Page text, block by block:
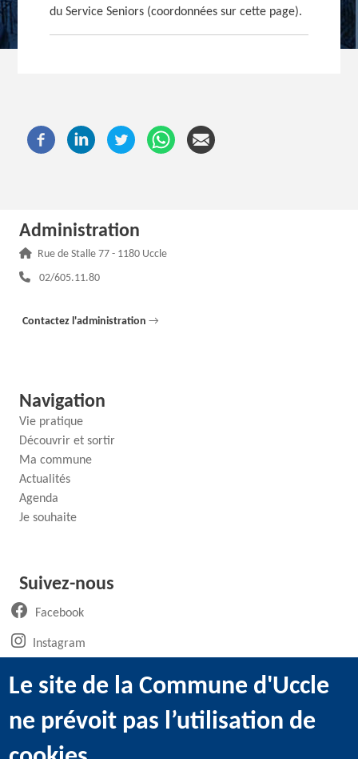
du Service Seniors (coordonnées sur cette page).
Administration
Adresse :
Rue de Stalle 77 - 1180 Uccle
Téléphone :
02/605.11.80
Contactez l'administration →
Navigation
Vie pratique
Découvrir et sortir
Ma commune
Actualités
Agenda
Je souhaite
Suivez-nous
Facebook(ouvre un nouvel onglet)
Instagram(ouvre un nouvel onglet)
LinkedIn
Youtube(ouvre un nouvel onglet)
Le site de la Commune d'Uccle
ne prévoit pas l’utilisation de